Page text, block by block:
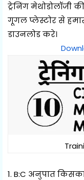
ट्रेनिंग मेथोडोलॉजी
गूगल प्लेस्टोर से
डाउनलोड करे।
1. B:C अनुपात